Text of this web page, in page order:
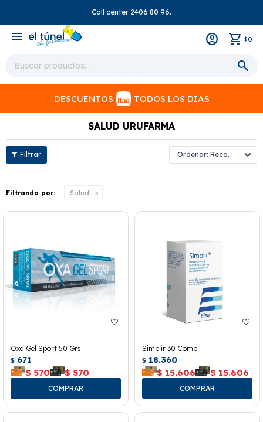
Call center 2406 80 96.
menu $0
DESCUENTOS TODOS LOS DIAS
SALUD URUFARMA
Recomendados
Filtrando por: Salud
Oxa Gel Sport 50 Grs.
$ 671
$ 570 $ 570
Simplir 30 Comp.
$ 18.360
$ 15.606 $ 15.606
close